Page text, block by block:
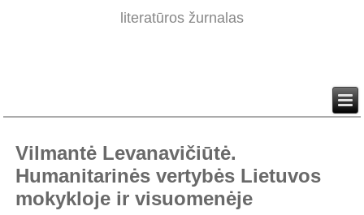
literatūros žurnalas
Vilmantė Levanavičiūtė.
Humanitarinės vertybės Lietuvos
mokykloje ir visuomenėje